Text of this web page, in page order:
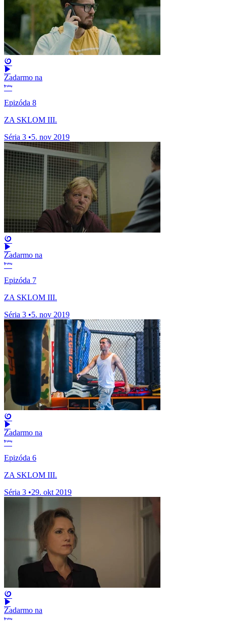
Zadarmo na
Epizóda 8
ZA SKLOM III.
Séria 3 •5. nov 2019
Zadarmo na
Epizóda 7
ZA SKLOM III.
Séria 3 •5. nov 2019
Zadarmo na
Epizóda 6
ZA SKLOM III.
Séria 3 •29. okt 2019
Zadarmo na